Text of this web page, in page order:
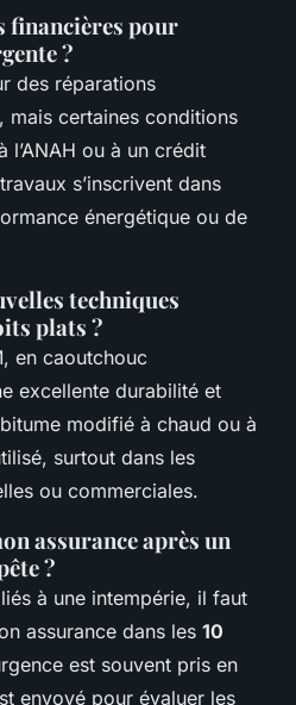
financières pour
?
des réparations
mais certaines conditions
l’ANAH ou à un crédit
s’inscrivent dans
énergétique ou de
techniques
plats ?
en caoutchouc
excellente durabilité et
modifié à chaud ou à
surtout dans les
ou commerciales.
assurance après un
?
à une intempérie, il faut
assurance dans les 10
est souvent pris en
envoyé pour évaluer les